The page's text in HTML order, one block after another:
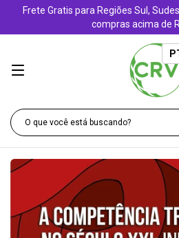
Frete Gratis para Regiões Sul,
compras acima de